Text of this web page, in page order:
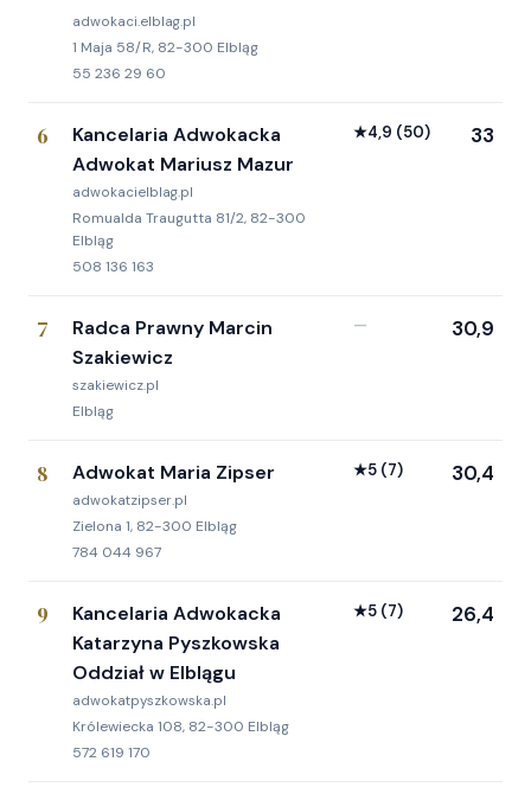
adwokaci.elblag.pl
1 Maja 58/R, 82-300 Elbląg
55 236 29 60
6
Kancelaria Adwokacka
Adwokat Mariusz Mazur
adwokacielblag.pl
Romualda Traugutta 81/2, 82-300
Elbląg
508 136 163
★4,9 (50) 33
7
Radca Prawny Marcin
Szakiewicz
szakiewicz.pl
Elbląg
— 30,9
8 Adwokat Maria Zipser
adwokatzipser.pl
Zielona 1, 82-300 Elbląg
784 044 967
★5 (7) 30,4
9
Kancelaria Adwokacka
Katarzyna Pyszkowska
Oddział w Elblągu
adwokatpyszkowska.pl
Królewiecka 108, 82-300 Elbląg
572 619 170
★5 (7) 26,4